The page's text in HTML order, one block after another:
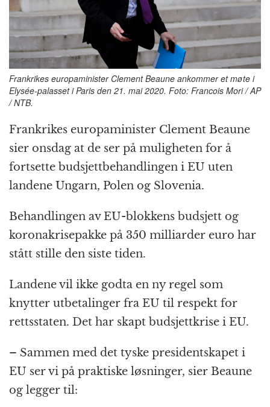
Frankrikes europaminister Clement Beaune ankommer et møte i
Elysée-palasset i Paris den 21. mai 2020. Foto: Francois Mori / AP
/ NTB.
Frankrikes europaminister Clement Beaune
sier onsdag at de ser på muligheten for å
fortsette budsjettbehandlingen i EU uten
landene Ungarn, Polen og Slovenia.
Behandlingen av EU-blokkens budsjett og
koronakrisepakke på 350 milliarder euro har
stått stille den siste tiden.
Landene vil ikke godta en ny regel som
knytter utbetalinger fra EU til respekt for
rettsstaten. Det har skapt budsjettkrise i EU.
– Sammen med det tyske presidentskapet i
EU ser vi på praktiske løsninger, sier Beaune
og legger til: